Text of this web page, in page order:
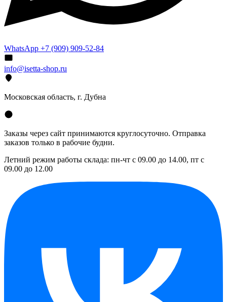
WhatsApp +7 (909) 909-52-84
info@isetta-shop.ru
Московская область, г. Дубна
Заказы через сайт принимаются круглосуточно. Отправка
заказов только в рабочие будни.
Летний режим работы склада: пн-чт с 09.00 до 14.00, пт с
09.00 до 12.00